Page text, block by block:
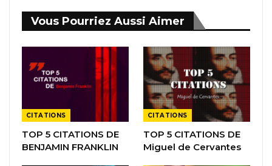
Vous Pourriez Aussi Aimer
CITATIONS
TOP 5 CITATIONS DE
BENJAMIN FRANKLIN
CITATIONS
TOP 5 CITATIONS DE
Miguel de Cervantes